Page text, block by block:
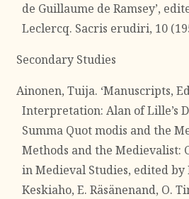
de Guillaume de Ramsey’,
Leclercq. Sacris erudiri, 10
Secondary Studies
Ainonen, Tuija. ‘Manuscripts,
Interpretation: Alan of Lille’s
Summa Quot modis and the
Methods and the Medievalist:
in Medieval Studies, edited by
Keskiaho, E. Räsänenand, O.